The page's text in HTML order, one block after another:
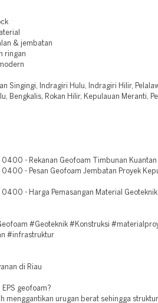
& jembatan
ringan
Singingi, Indragiri Hulu, Indragiri Hilir,
Bengkalis, Rokan Hilir, Kepulauan Meranti,
0400 - Rekanan Geofoam Timbunan Kuantan
0400 - Pesan Geofoam Jembatan Proyek
0400 - Harga Pemasangan Material
#Geoteknik #Konstruksi
#infrastruktur
di Riau
EPS geofoam?
menggantikan urugan berat sehingga